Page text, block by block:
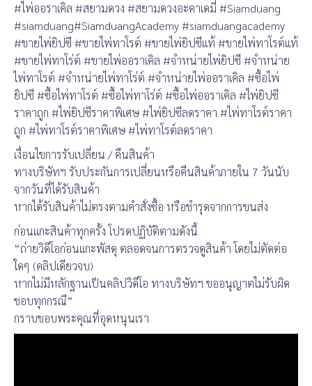
#ไพ่ออราเคิล #สยามดวง #สยามดวงอะคาเดมี่ #Siamduang
#siamduang#SiamduangAcademy #siamduangacademy
#ขายไพ่ยิปซี #ขายไพ่ทาโรต์ #ขายไพ่ยิปซีแท้ #ขายไพ่ทาโรต์แท้
#ขายไพ่ทาโร่ต์ #ขายไพ่ออราเคิล #จำหน่ายไพ่ยิปซี #จำหน่าย
ไพ่ทาโรต์ #จำหน่ายไพ่ทาโร่ต์ #จำหน่ายไพ่ออราเคิล #ซื้อไพ่
ยิปซี #ซื้อไพ่ทาโรต์ #ซื้อไพ่ทาโร่ต์ #ซื้อไพ่ออราเคิล #ไพ่ยิปซี
ราคาถูก #ไพ่ยิปซีราคาพิเศษ #ไพ่ยิปซีลดราคา #ไพ่ทาโรต์ราคา
ถูก #ไพ่ทาโรต์ราคาพิเศษ #ไพ่ทาโรต์ลดราคา
เงื่อนไขการรับเปลี่ยน / คืนสินค้า
ทางบริษัทฯ รับประกันการเปลี่ยนหรือคืนสินค้าภายใน 7 วันนับ
จากวันที่ได้รับสินค้า
หากได้รับสินค้าไม่ตรงตามคำสั่งซื้อ หรือชำรุดจากการขนส่ง
ก่อนแกะสินค้าทุกครั้ง โปรดปฏิบัติตามดังนี้
“ถ่ายวิดีโอก่อนแกะพัสดุ ตลอดจนการตรวจดูสินค้า โดยไม่ตัดต่อ
ใดๆ (คลิปเดียวจบ)
หากไม่มีหลักฐานเป็นคลิปวิดีโอ ทางบริษัทฯ ขออนุญาตไม่รับผิด
ชอบทุกกรณี”
กราบขอบพระคุณที่อุดหนุนเรา